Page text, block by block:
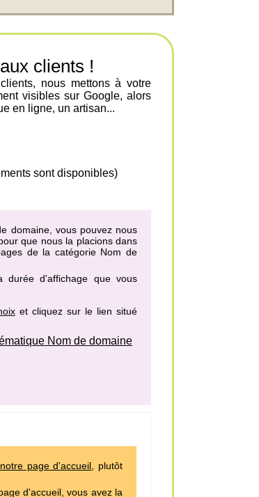
clients !
nous mettons à votre
visibles sur Google, alors
en ligne, un artisan...
sont disponibles)
domaine, vous pouvez nous
que nous la placions dans
de la catégorie Nom de
durée d'affichage que vous
et cliquez sur le lien situé
Nom de domaine
notre page d'accueil , plutôt
d'accueil, vous avez la